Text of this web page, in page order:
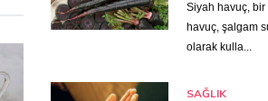
Siyah havuç, bir
havuç, şalgam
olarak kulla...
SAĞLIK